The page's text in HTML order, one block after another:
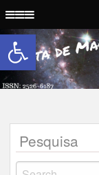
Abrir a
Torta de Maçã
Pesquisa